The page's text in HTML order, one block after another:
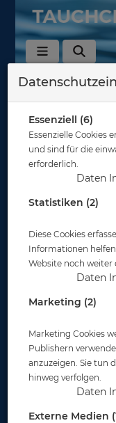
B2D Key
In dieser Ansicht
Gut abgesichert?
Rechtliches
Informationen
Essenziell (6)
Essenzielle Cookies
und sind für die
erforderlich.
Daten
Statistiken (2)
Diese Cookies
Informationen
Website noch
Daten
Marketing (2)
Marketing Cookies
Publishern
anzuzeigen. Sie tun
hinweg verfolgen.
Daten
Externe Medien